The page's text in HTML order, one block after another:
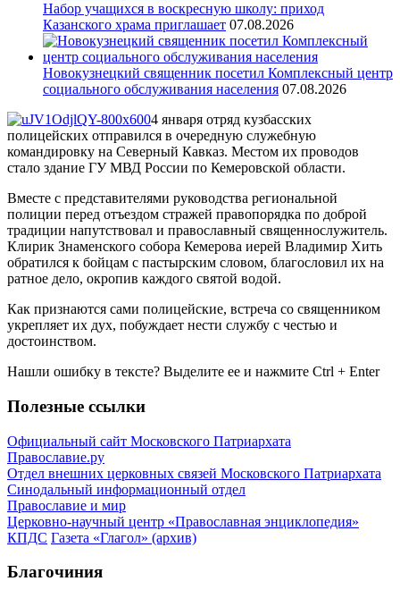
Набор учащихся в воскресную школу: приход
Казанского храма приглашает 07.08.2026
Новокузнецкий священник посетил Комплексный центр
социального обслуживания населения 07.08.2026
4 января отряд кузбасских
полицейских отправился в очередную служебную
командировку на Северный Кавказ. Местом их проводов
стало здание ГУ МВД России по Кемеровской области.
Вместе с представителями руководства региональной
полиции перед отъездом стражей правопорядка по доброй
традиции напутствовал и православный священнослужитель.
Клирик Знаменского собора Кемерова иерей Владимир Хить
обратился к бойцам с пастырским словом, благословил их на
ратное дело, окропив каждого святой водой.
Как признаются сами полицейские, встреча со священником
укрепляет их дух, побуждает нести службу с честью и
достоинством.
Нашли ошибку в тексте? Выделите ее и нажмите Ctrl + Enter
Полезные ссылки
Официальный сайт Московского Патриархата
Православие.ру
Отдел внешних церковных связей Московского Патриархата
Синодальный информационный отдел
Православие и мир
Церковно-научный центр «Православная энциклопедия»
КПДС Газета «Глагол» (архив)
Благочиния